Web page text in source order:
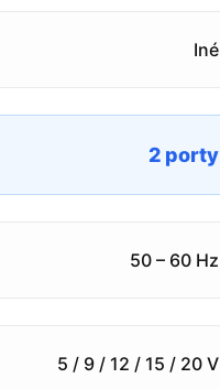
Iné
2 porty
50 – 60 Hz
5 / 9 / 12 / 15 / 20 V